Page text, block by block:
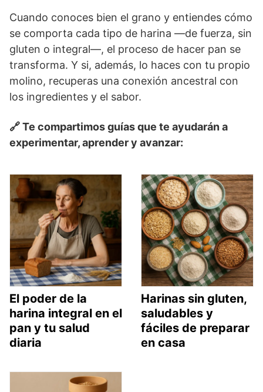
Cuando conoces bien el grano y entiendes cómo
se comporta cada tipo de harina —de fuerza, sin
gluten o integral—, el proceso de hacer pan se
transforma. Y si, además, lo haces con tu propio
molino, recuperas una conexión ancestral con
los ingredientes y el sabor.
🔗 Te compartimos guías que te ayudarán a
experimentar, aprender y avanzar:
El poder de la
harina integral en el
pan y tu salud
diaria
Harinas sin gluten,
saludables y
fáciles de preparar
en casa